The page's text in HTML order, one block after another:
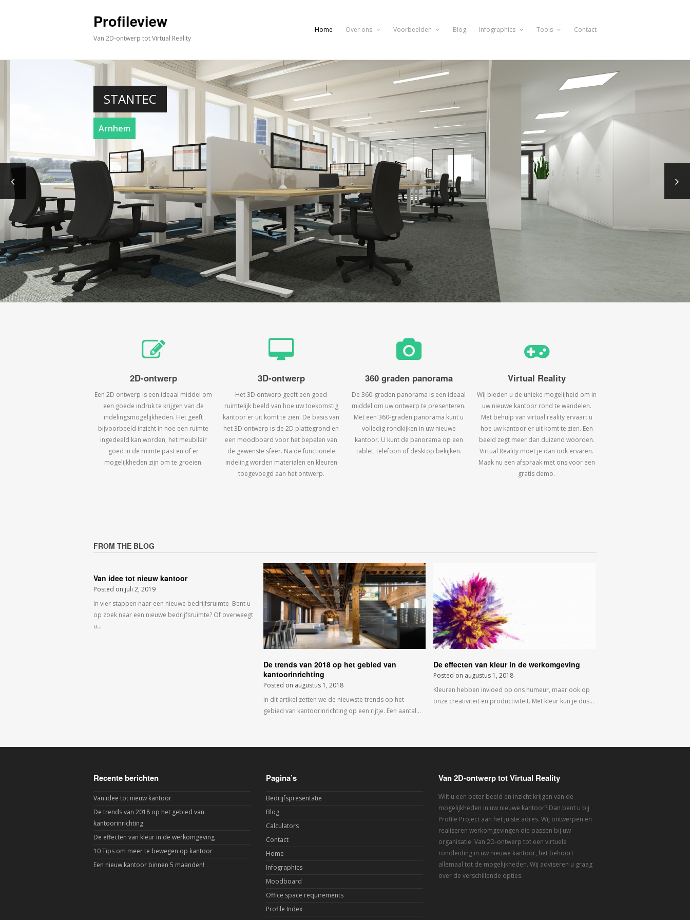
Profileview
Van 2D-ontwerp tot Virtual Reality
Home Over ons Voorbeelden Blog Infographics Tools Contact
STANTEC
Arnhem
2D-ontwerp
Een 2D ontwerp is een ideaal middel om
een goede indruk te krijgen van de
indelingsmogelijkheden. Het geeft
bijvoorbeeld inzicht in hoe een ruimte
ingedeeld kan worden, het meubilair
goed in de ruimte past en of er
mogelijkheden zijn om te groeien.
3D-ontwerp
Het 3D ontwerp geeft een goed
ruimtelijk beeld van hoe uw toekomstig
kantoor er uit komt te zien. De basis van
het 3D ontwerp is de 2D plattegrond en
een moodboard voor het bepalen van
de gewenste sfeer. Na de functionele
indeling worden materialen en kleuren
toegevoegd aan het ontwerp.
360 graden panorama
De 360-graden panorama is een ideaal
middel om uw ontwerp te presenteren.
Met een 360-graden panorama kunt u
volledig rondkijken in uw nieuwe
kantoor. U kunt de panorama op een
tablet, telefoon of desktop bekijken.
Virtual Reality
Wij bieden u de unieke mogelijheid om in
uw nieuwe kantoor rond te wandelen.
Met behulp van virtual reality ervaart u
hoe uw kantoor er uit komt te zien. Een
beeld zegt meer dan duizend woorden.
Virtual Reality moet je dan ook ervaren.
Maak nu een afspraak met ons voor een
gratis demo.
FROM THE BLOG
Van idee tot nieuw kantoor
Posted on juli 2, 2019
In vier stappen naar een nieuwe bedrijfsruimte Bent u
op zoek naar een nieuwe bedrijfsruimte? Of overweegt
u…
De trends van 2018 op het gebied van
kantoorinrichting
Posted on augustus 1, 2018
In dit artikel zetten we de nieuwste trends op het
gebied van kantoorinrichting op een rijtje. Een aantal…
De effecten van kleur in de werkomgeving
Posted on augustus 1, 2018
Kleuren hebben invloed op ons humeur, maar ook op
onze creativiteit en productiviteit. Met kleur kun je dus…
Recente berichten
Van idee tot nieuw kantoor
De trends van 2018 op het gebied van
kantoorinrichting
De effecten van kleur in de werkomgeving
10 Tips om meer te bewegen op kantoor
Een nieuw kantoor binnen 5 maanden!
Pagina’s
Bedrijfspresentatie
Blog
Calculators
Contact
Home
Infographics
Moodboard
Office space requirements
Profile Index
Van 2D-ontwerp tot Virtual Reality
Wilt u een beter beeld en inzicht krijgen van de
mogelijkheden in uw nieuwe kantoor? Dan bent u bij
Profile Project aan het juiste adres. Wij ontwerpen en
realiseren werkomgevingen die passen bij uw
organisatie. Van 2D-ontwerp tot een virtuele
rondleiding in uw nieuwe kantoor, het behoort
allemaal tot de mogelijkheden. Wij adviseren u graag
over de verschillende opties.